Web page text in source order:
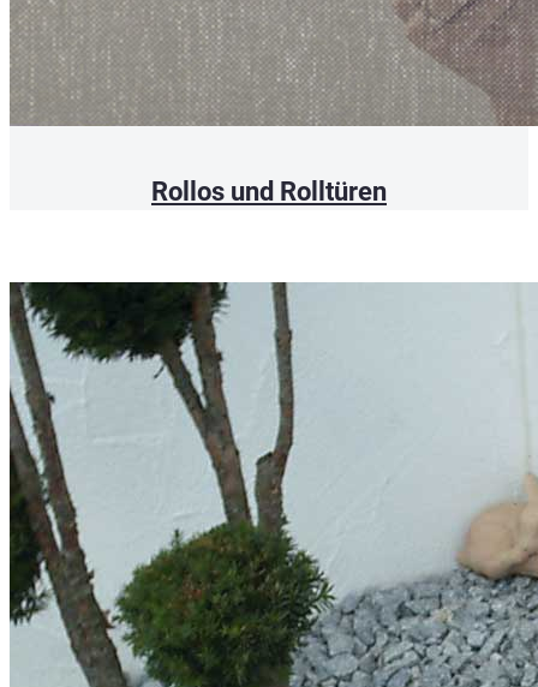
Rollos und Rolltüren